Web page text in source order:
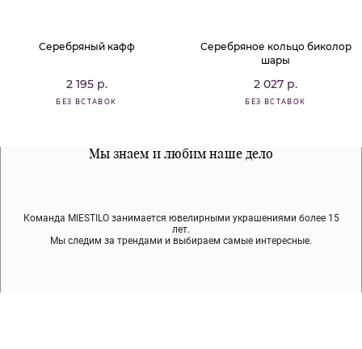
Серебряный кафф
2 195 р.
БЕЗ ВСТАВОК
Серебряное кольцо биколор
шары
2 027 р.
БЕЗ ВСТАВОК
Мы знаем и любим наше дело
Команда MIESTILO занимается ювелирными украшениями более 15
лет.
Мы следим за трендами и выбираем самые интересные.
Все наши материалы гипоалергенны
Мы используем покрытие (родий, ювелирный сплав), которое не
содержит никеля и свинца — это исключает аллергию.
Примерка перед покупкой
Во время доставки спокойно примеряйте украшения, выбирайте те,
что вам нравятся, остальные заберёт курьер.